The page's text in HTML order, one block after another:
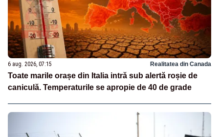
6 aug. 2026, 07:15 Realitatea din Canada
Toate marile orașe din Italia intră sub alertă roșie de
caniculă. Temperaturile se apropie de 40 de grade